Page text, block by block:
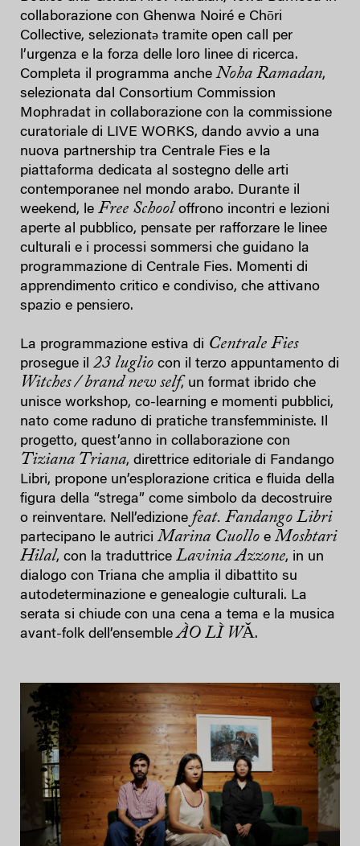
collaborazione con Ghenwa Noiré e Chōri
Collective, selezionatə tramite open call per
l’urgenza e la forza delle loro linee di ricerca.
Completa il programma ancheNoha Ramadan,
selezionata dal Consortium Commission
Mophradat in collaborazione con la commissione
curatoriale di LIVE WORKS, dando avvio a una
nuova partnership tra Centrale Fies e la
piattaforma dedicata al sostegno delle arti
contemporanee nel mondo arabo. Durante il
weekend, le Free School offrono incontri e lezioni
aperte al pubblico, pensate per rafforzare le linee
culturali e i processi sommersi che guidano la
programmazione di Centrale Fies. Momenti di
apprendimento critico e condiviso, che attivano
spazio e pensiero.
La programmazione estiva di Centrale Fies
prosegue il 23 luglio con il terzo appuntamento di
Witches / brand new self, un format ibrido che
unisce workshop, co-learning e momenti pubblici,
nato come raduno di pratiche transfemministe. Il
progetto, quest’anno in collaborazione con
Tiziana Triana, direttrice editoriale di Fandango
Libri, propone un’esplorazione critica e fluida della
figura della “strega” come simbolo da decostruire
o reinventare. Nell’edizione feat. Fandango Libri
partecipano le autrici Marina Cuollo e Moshtari
Hilal, con la traduttrice Lavinia Azzone, in un
dialogo con Triana che amplia il dibattito su
autodeterminazione e genealogie culturali. La
serata si chiude con una cena a tema e la musica
avant-folk dell’ensembleÀO LÌ WǍ.